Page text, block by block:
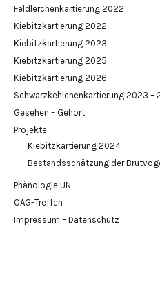
Feldlerchenkartierung 2022
Kiebitzkartierung 2022
Kiebitzkartierung 2023
Kiebitzkartierung 2025
Kiebitzkartierung 2026
Schwarzkehlchenkartierung 2023 –
Gesehen – Gehört
Projekte
Kiebitzkartierung 2024
Bestandsschätzung der
Phänologie UN
OAG-Treffen
Impressum – Datenschutz